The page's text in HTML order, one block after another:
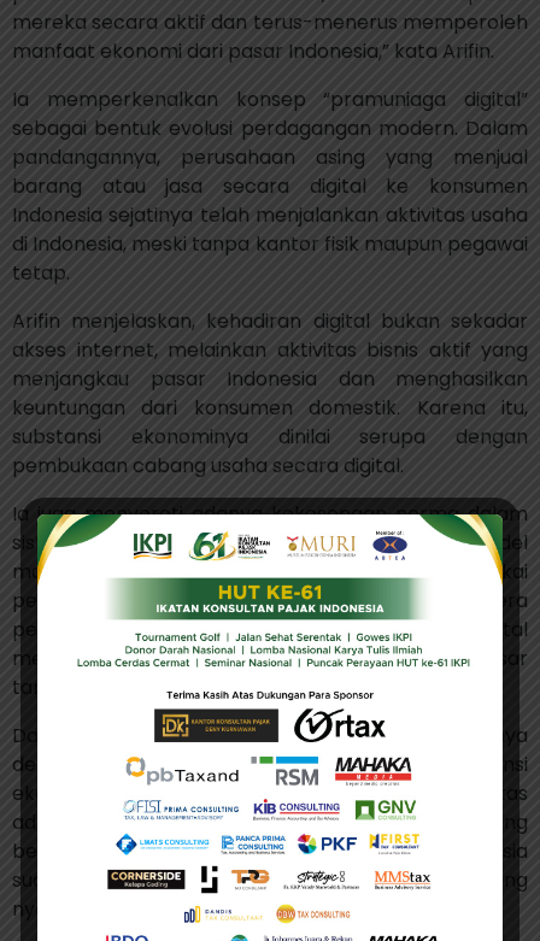
mereka secara aktif dan terus-menerus memperoleh
manfaat ekonomi dari pasar Indonesia,” kata Arifin.
Ia memperkenalkan konsep “pramuniaga digital”
sebagai bentuk evolusi perdagangan modern. Dalam
pandangannya, perusahaan asing yang menjual
barang atau jasa secara digital ke konsumen
Indonesia sejatinya telah menjalankan aktivitas usaha
di Indonesia, meski tanpa kantor fisik maupun pegawai
tetap.
Arifin menjelaskan, kehadiran digital bukan sekadar
akses internet, melainkan aktivitas bisnis aktif yang
menjangkau pasar Indonesia dan menghasilkan
keuntungan dari konsumen domestik. Karena itu,
substansi ekonominya dinilai serupa dengan
pembukaan cabang usaha secara digital.
Ia juga menyoroti adanya kekosongan norma dalam
sistem perpajakan global. Menurutnya, OECD Model
maupun UN Model masih dominan memakai
pendekatan
fixed place of businessyang lahir dari era
perdagangan konvensional. Padahal, ekonomi digital
memungkinkan perusahaan memperoleh laba besar
tanpa kehadiran fisik di negara pasar.
Dalam diskusi itu, Arifin mengaitkan gagasannya
dengan prinsipsubstance over form, yakni substansi
ekonomi lebih penting dibanding formalitas
administratif. Ia menilai aktivitas digital yang
berlangsung masif dan sepanjang tahun di Indonesia
sudah mencerminkaneconomic presence
yang
nyata.